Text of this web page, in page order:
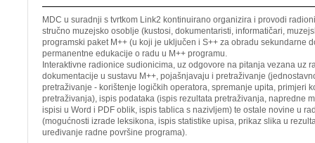
MDC u suradnji s tvrtkom Link2 kontinuirano organizira i provodi
stručno muzejsko osoblje (kustosi, dokumentaristi, informatičari,
programski paket M++ (u koji je uključen i S++ za obradu sekundarne
permanentne edukacije o radu u M++ programu.
Interaktivne radionice sudionicima, uz odgovore na pitanja vezana uz
dokumentacije u sustavu M++, pojašnjavaju i pretraživanje
pretraživanje - korištenje logičkih operatora, spremanje upita, primjeri
pretraživanja), ispis podataka (ispis rezultata pretraživanja, napredne
ispisi u Word i PDF oblik, ispis tablica s nazivljem) te ostale novine u
(mogućnosti izrade leksikona, ispis statistike upisa, prikaz slika u
uređivanje radne površine programa).